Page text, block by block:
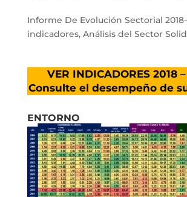
Informe De Evolución Sectorial 2018-
indicadores, Análisis del Sector
VER INDICADORES 2018
Consulte el desempeño de
ENTORNO